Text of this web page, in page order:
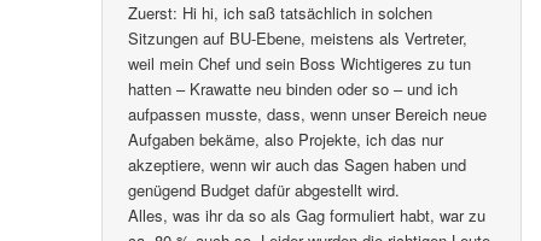
Zuerst: Hi hi, ich saß tatsächlich in solchen
Sitzungen auf BU-Ebene, meistens als Vertreter,
weil mein Chef und sein Boss Wichtigeres zu tun
hatten – Krawatte neu binden oder so – und ich
aufpassen musste, dass, wenn unser Bereich neue
Aufgaben bekäme, also Projekte, ich das nur
akzeptiere, wenn wir auch das Sagen haben und
genügend Budget dafür abgestellt wird.
Alles, was ihr da so als Gag formuliert habt, war zu